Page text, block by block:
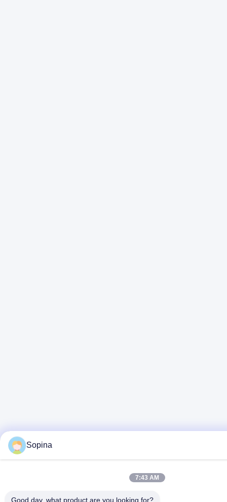
Sopina
7:43 AM
Good day, what product are you looking for?